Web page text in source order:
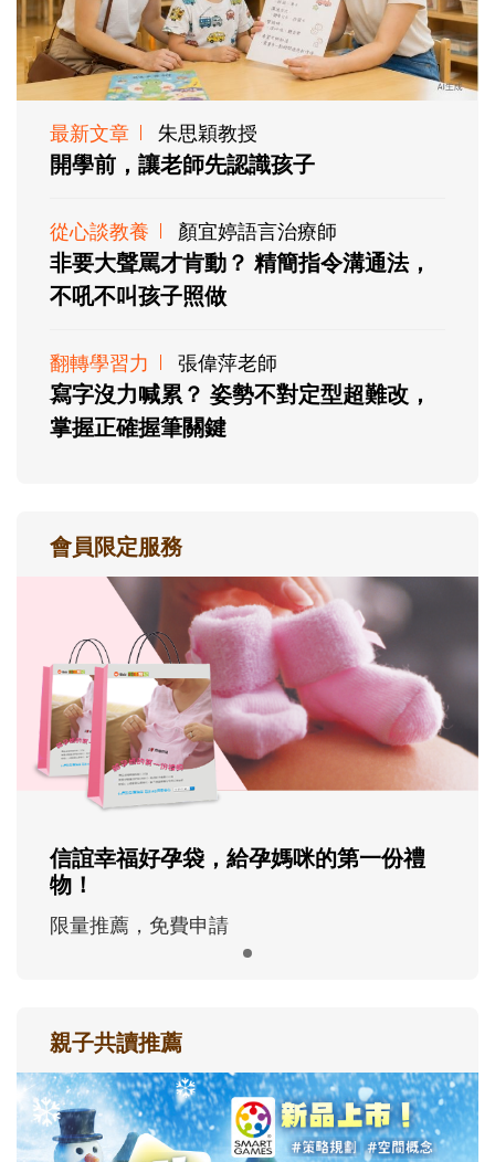
最新文章 朱思穎教授
開學前，讓老師先認識孩子
從心談教養 顏宜婷語言治療師
非要大聲罵才肯動？ 精簡指令溝通法，
不吼不叫孩子照做
翻轉學習力 張偉萍老師
寫字沒力喊累？ 姿勢不對定型超難改，
掌握正確握筆關鍵
會員限定服務
信誼幸福好孕袋，給孕媽咪的第一份禮
物！
限量推薦，免費申請
親子共讀推薦